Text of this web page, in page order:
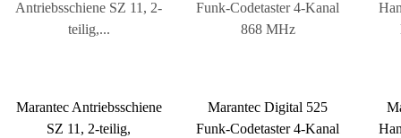
Marantec Antriebsschiene
SZ 11, 2-teilig,
Marantec Digital 525
Funk-Codetaster 4-Kanal